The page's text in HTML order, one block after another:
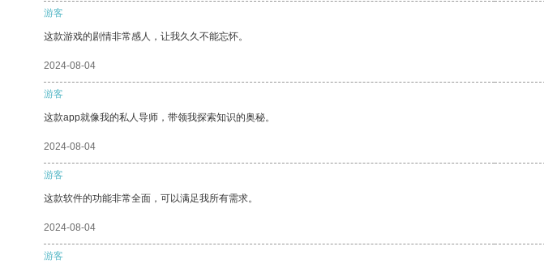
游客
这款游戏的剧情非常感人，让我久久不能忘怀。
2024-08-04
游客
这款app就像我的私人导师，带领我探索知识的奥秘。
2024-08-04
游客
这款软件的功能非常全面，可以满足我所有需求。
2024-08-04
游客